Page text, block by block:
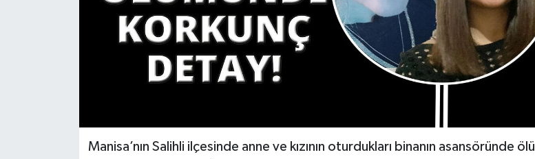
Manisa’nın Salihli ilçesinde anne ve kızının oturdukları binanın asansöründe ölü